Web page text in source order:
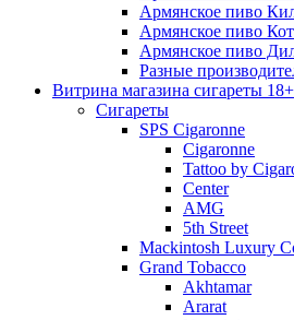
Армянское пиво
Армянское пиво
Армянское пиво
Разные
Витрина магазина сигареты 18+
Cигареты
SPS Cigaronne
Сigaronne
Tattoo by
Center
AMG
5th Street
Mackintosh Luxury
Grand Tobacco
Akhtamar
Ararat